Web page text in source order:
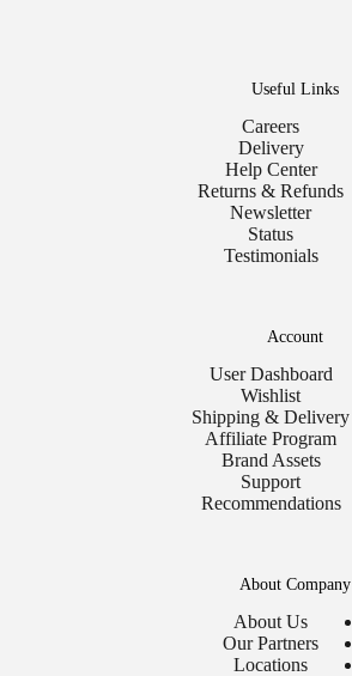
Useful Links
Careers
Delivery
Help Center
Returns & Refunds
Newsletter
Status
Testimonials
Account
User Dashboard
Wishlist
Shipping & Delivery
Affiliate Program
Brand Assets
Support
Recommendations
About Company
About Us
Our Partners
Locations